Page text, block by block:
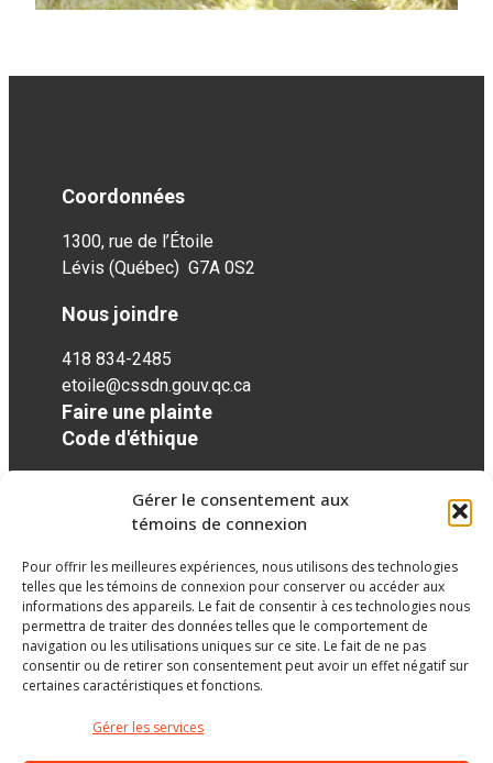
Gérer le consentement aux
témoins de connexion
Pour offrir les meilleures expériences, nous utilisons des technologies
telles que les témoins de connexion pour conserver ou accéder aux
informations des appareils. Le fait de consentir à ces technologies nous
permettra de traiter des données telles que le comportement de
navigation ou les utilisations uniques sur ce site. Le fait de ne pas
consentir ou de retirer son consentement peut avoir un effet négatif sur
certaines caractéristiques et fonctions.
Gérer les services
Coordonnées
1300, rue de l’Étoile
Lévis (Québec) G7A 0S2
Nous joindre
418 834-2485
etoile@cssdn.gouv.qc.ca
Faire une plainte
Code d'éthique
Réseaux sociaux
facebook